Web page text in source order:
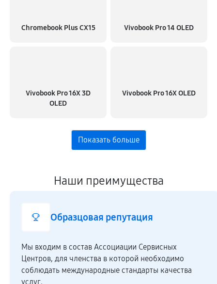
Chromebook Plus CX15 Vivobook Pro 14 OLED
Vivobook Pro 16X 3D
OLED
Vivobook Pro 16X OLED
Наши преимущества
Образцовая репутация
Мы входим в состав Ассоциации Сервисных
Центров, для членства в которой необходимо
соблюдать международные стандарты качества
услуг.